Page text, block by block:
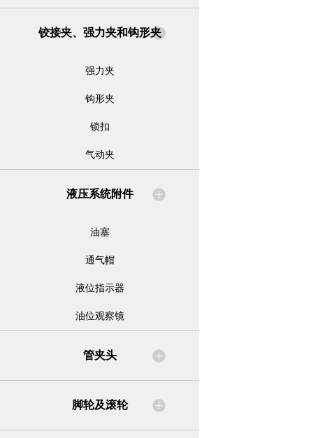
铰接夹、强力夹和钩形夹
强力夹
钩形夹
锁扣
气动夹
液压系统附件
油塞
通气帽
液位指示器
油位观察镜
管夹头
脚轮及滚轮